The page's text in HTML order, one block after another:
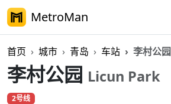
MetroMan
首页 城市 青岛 车站 李村公园
李村公园 Licun Park
2号线